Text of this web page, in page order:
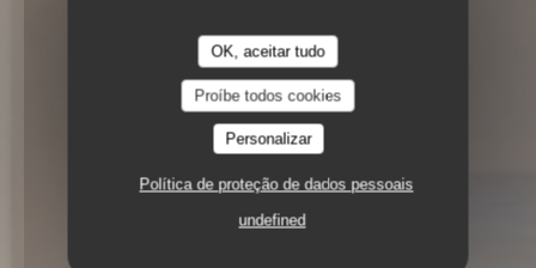
OK, aceitar tudo
Proíbe todos cookies
Personalizar
Política de proteção de dados pessoais
undefined